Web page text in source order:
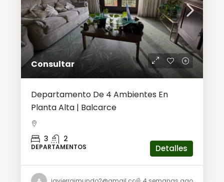
Consultar
Departamento De 4 Ambientes En
Planta Alta | Balcarce
3 2
DEPARTAMENTOS Detalles